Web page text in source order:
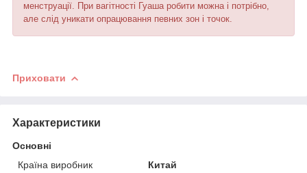
менструації. При вагітності Гуаша робити можна і потрібно,
але слід уникати опрацювання певних зон і точок.
Приховати
Характеристики
Основні
Країна виробник
Китай